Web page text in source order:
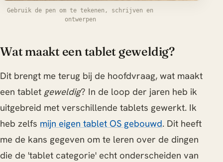
Gebruik de pen om te tekenen, schrijven en
ontwerpen
Wat maakt een tablet geweldig?
Dit brengt me terug bij de hoofdvraag, wat maakt
een tablet geweldig? In de loop der jaren heb ik
uitgebreid met verschillende tablets gewerkt. Ik
heb zelfs mijn eigen tablet OS gebouwd. Dit heeft
me de kans gegeven om te leren over de dingen
die de 'tablet categorie' echt onderscheiden van